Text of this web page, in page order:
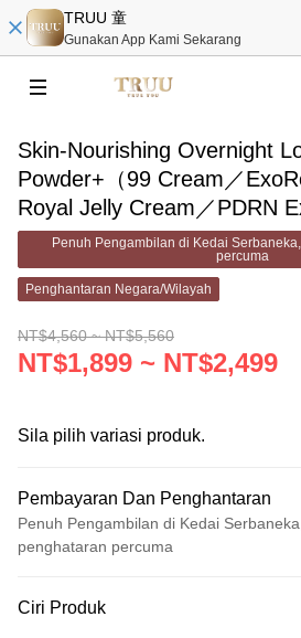
TRUU 童
Gunakan App Kami Sekarang
Skin-Nourishing Overnight
Powder+（99 Cream／
Royal Jelly Cream／PDRN
Cream／Soothing Cream／
Cream）Pick 1
Penuh Pengambilan di Kedai
percuma
Penghantaran Negara/Wilayah
NT$4,560 ~ NT$5,560
NT$1,899 ~ NT$2,499
Sila pilih variasi produk.
Pembayaran Dan Penghantaran
Penuh Pengambilan di Kedai
penghataran percuma
Kad Kredit (Bayaran Penuh)
Ciri Produk